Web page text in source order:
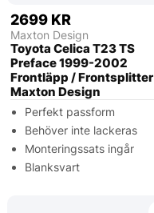
2699 KR
Maxton Design
Toyota Celica T23 TS
Preface 1999-2002
Frontläpp / Frontsplitter
Maxton Design
Perfekt passform
Behöver inte lackeras
Monteringssats ingår
Blanksvart